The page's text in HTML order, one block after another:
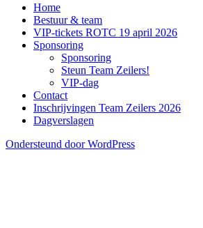
Home
Bestuur & team
VIP-tickets ROTC 19 april 2026
Sponsoring
Sponsoring
Steun Team Zeilers!
VIP-dag
Contact
Inschrijvingen Team Zeilers 2026
Dagverslagen
Ondersteund door WordPress